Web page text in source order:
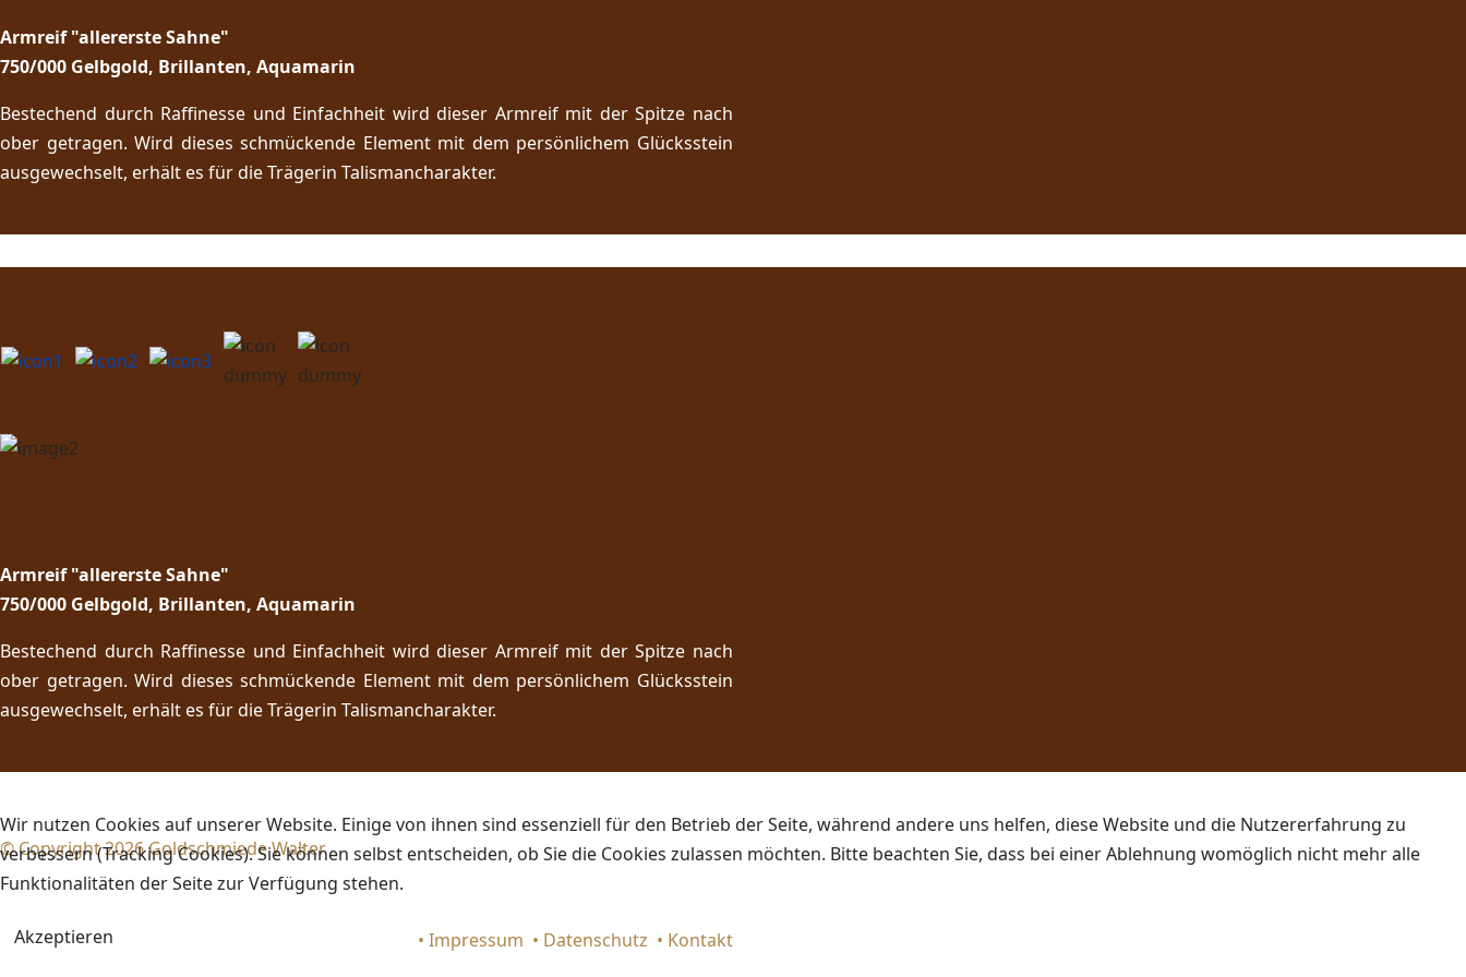
Armreif "allererste Sahne"
750/000 Gelbgold, Brillanten, Aquamarin
Bestechend durch Raffinesse und Einfachheit wird dieser Armreif mit der Spitze nach
ober getragen. Wird dieses schmückende Element mit dem persönlichem Glücksstein
ausgewechselt, erhält es für die Trägerin Talismancharakter.
Armreif "allererste Sahne"
750/000 Gelbgold, Brillanten, Aquamarin
Bestechend durch Raffinesse und Einfachheit wird dieser Armreif mit der Spitze nach
ober getragen. Wird dieses schmückende Element mit dem persönlichem Glücksstein
ausgewechselt, erhält es für die Trägerin Talismancharakter.
© Copyright 2026 Goldschmiede Walter
• Impressum • Datenschutz • Kontakt
Wir nutzen Cookies auf unserer Website. Einige von ihnen sind essenziell für den Betrieb der Seite, während andere uns helfen, diese Website und die Nutzererfahrung zu
verbessern (Tracking Cookies). Sie können selbst entscheiden, ob Sie die Cookies zulassen möchten. Bitte beachten Sie, dass bei einer Ablehnung womöglich nicht mehr alle
Funktionalitäten der Seite zur Verfügung stehen.
Akzeptieren